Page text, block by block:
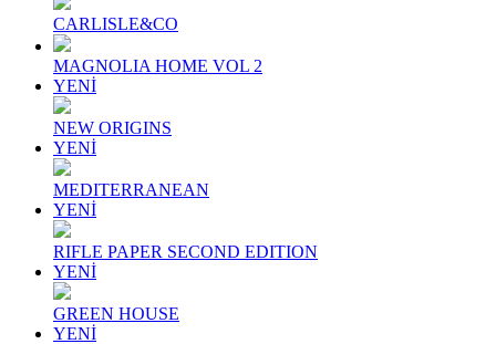
CARLISLE&CO
MAGNOLIA HOME VOL 2
YENİ
NEW ORIGINS
YENİ
MEDITERRANEAN
YENİ
RIFLE PAPER SECOND EDITION
YENİ
GREEN HOUSE
YENİ